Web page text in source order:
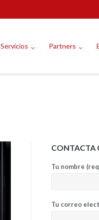
Servicios Partners
CONTACTA
Tu nombre
Tu correo